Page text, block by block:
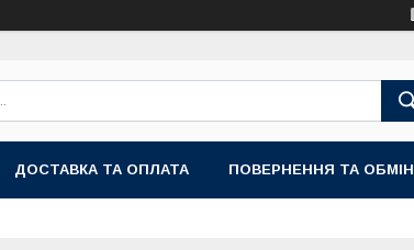
ДОСТАВКА ТА ОПЛАТА ПОВЕРНЕННЯ ТА ОБМІН